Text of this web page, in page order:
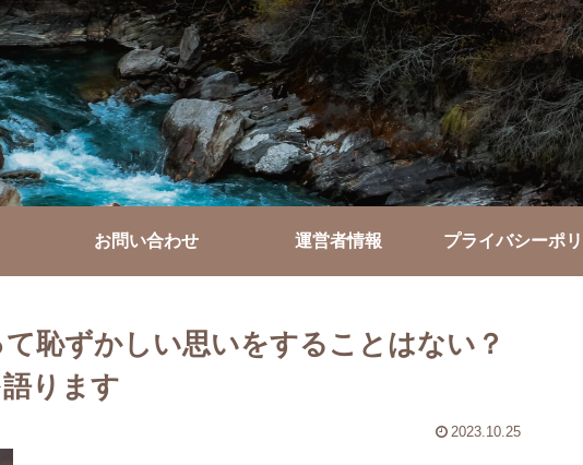
お問い合わせ 運営者情報 プライバシーポ
恥ずかしい思いをすることはない？
ります
2023.10.25